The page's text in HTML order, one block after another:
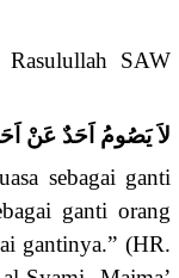
SAW
لاَ يَصُومُ اَحَدٌ عَنْ
sebagai ganti
ganti orang
gantinya.” (HR.